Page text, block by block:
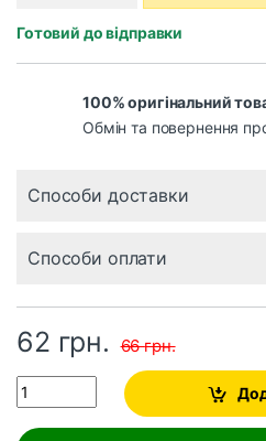
Готовий до відправки
100% оригінальний
Обмін та повернення
Способи доставки
Способи оплати
62 грн. 66грн.
Quantity